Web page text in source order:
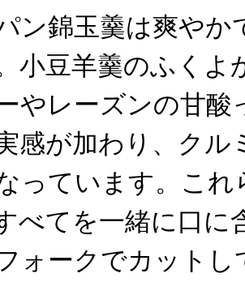
ン錦玉羹は爽やか
小豆羊羹のふくよ
やレーズンの甘
感が加わり、クル
っています。これ
べてを一緒に口に
ォークでカット